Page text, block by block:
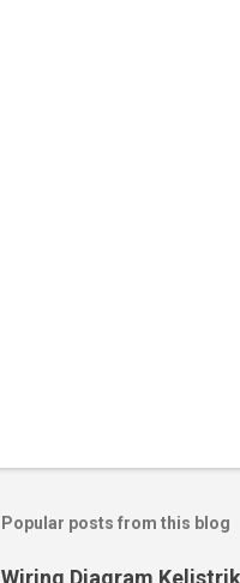
Popular posts from this blog
Wiring Diagram